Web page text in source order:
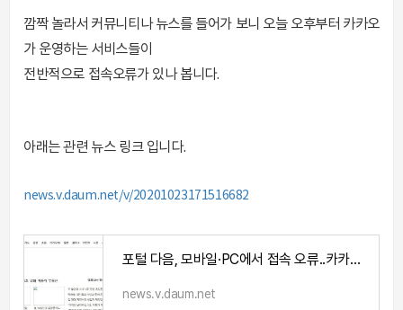
깜짝 놀라서 커뮤니티나 뉴스를 들어가 보니 오늘 오후부터 카카오
가 운영하는 서비스들이
전반적으로 접속오류가 있나 봅니다.
아래는 관련 뉴스 링크 입니다.
news.v.daum.net/v/20201023171516682
포털 다음, 모바일·PC에서 접속 오류..카카오 "확인 중"
news.v.daum.net